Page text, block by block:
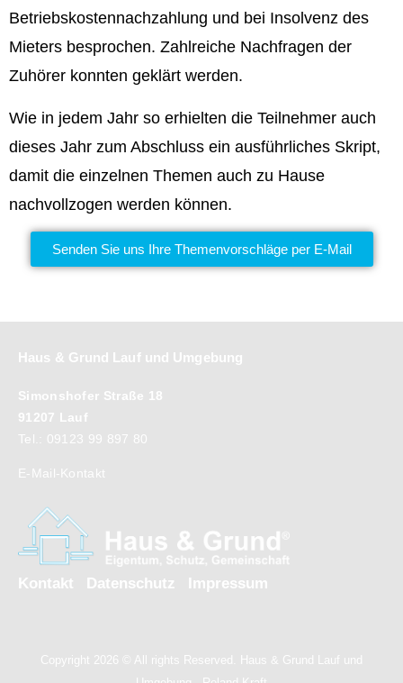
Betriebskostennachzahlung und bei Insolvenz des
Mieters besprochen. Zahlreiche Nachfragen der
Zuhörer konnten geklärt werden.
Wie in jedem Jahr so erhielten die Teilnehmer auch
dieses Jahr zum Abschluss ein ausführliches Skript,
damit die einzelnen Themen auch zu Hause
nachvollzogen werden können.
Senden Sie uns Ihre Themenvorschläge per E-Mail
Haus & Grund Lauf und Umgebung
Simonshofer Straße 18
91207 Lauf
Tel.: 09123 99 897 80
E-Mail-Kontakt
Kontakt Datenschutz Impressum
Copyright 2026 © All rights Reserved. Haus & Grund Lauf und